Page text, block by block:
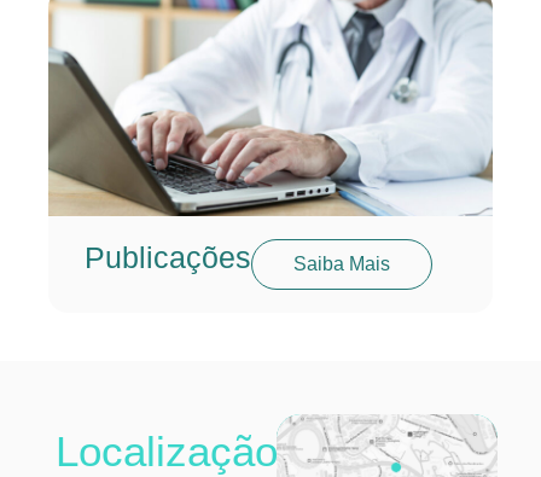
Publicações Saiba Mais
Localização